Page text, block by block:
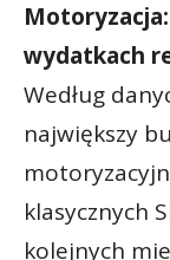
wydatkach
Według
największy
klasycznych
kolejnych